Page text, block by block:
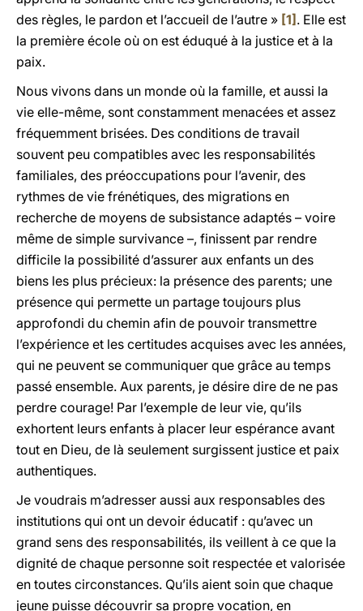
des règles, le pardon et l’accueil de l’autre » [1] . Elle est
la première école où on est éduqué à la justice et à la
paix.
Nous vivons dans un monde où la famille, et aussi la
vie elle-même, sont constamment menacées et assez
fréquemment brisées. Des conditions de travail
souvent peu compatibles avec les responsabilités
familiales, des préoccupations pour l’avenir, des
rythmes de vie frénétiques, des migrations en
recherche de moyens de subsistance adaptés – voire
même de simple survivance –, finissent par rendre
difficile la possibilité d’assurer aux enfants un des
biens les plus précieux: la présence des parents; une
présence qui permette un partage toujours plus
approfondi du chemin afin de pouvoir transmettre
l’expérience et les certitudes acquises avec les années,
qui ne peuvent se communiquer que grâce au temps
passé ensemble. Aux parents, je désire dire de ne pas
perdre courage! Par l’exemple de leur vie, qu’ils
exhortent leurs enfants à placer leur espérance avant
tout en Dieu, de là seulement surgissent justice et paix
authentiques.
Je voudrais m’adresser aussi aux responsables des
institutions qui ont un devoir éducatif : qu’avec un
grand sens des responsabilités, ils veillent à ce que la
dignité de chaque personne soit respectée et valorisée
en toutes circonstances. Qu’ils aient soin que chaque
jeune puisse découvrir sa propre vocation, en